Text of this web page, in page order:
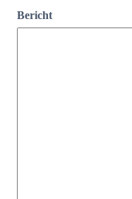
Bericht